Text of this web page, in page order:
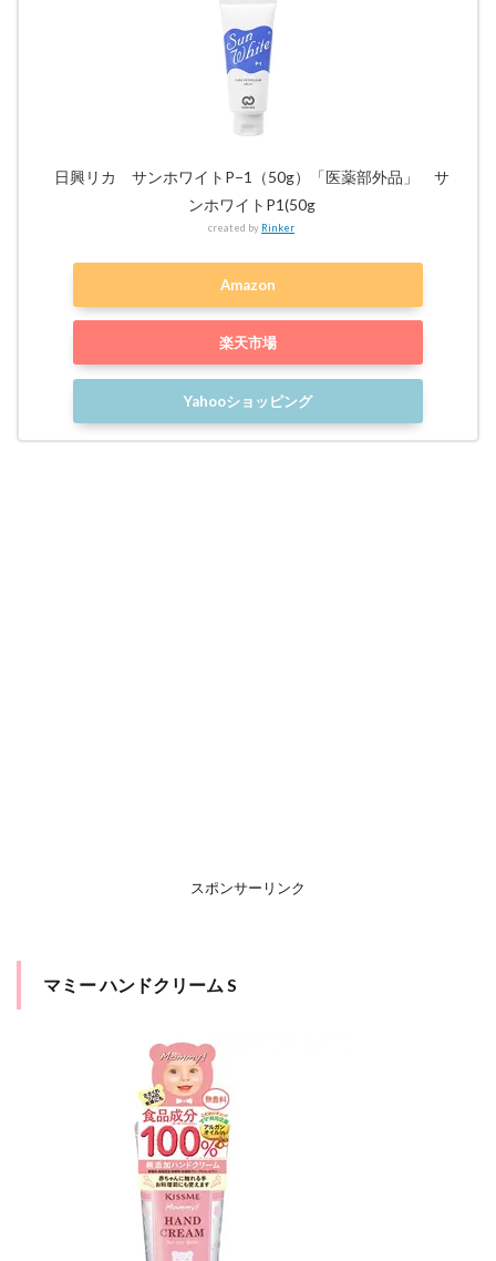
日興リカ サンホワイトP−1（50g）「医薬部外品」 サ
ンホワイトP1(50g
created by Rinker
Amazon
楽天市場
Yahooショッピング
スポンサーリンク
マミー ハンドクリーム S